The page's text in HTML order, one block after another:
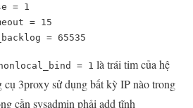
= 1
= 15
= 65535
= 1 là trái tim của hệ
3proxy sử dụng bất kỳ IP nào trong
cần sysadmin phải add tĩnh